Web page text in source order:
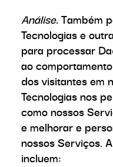
Análise.Também
Tecnologias e
para processar
ao
dos visitantes em
Tecnologias nos
como nossos
e melhorar e
nossos Serviços.
incluem: